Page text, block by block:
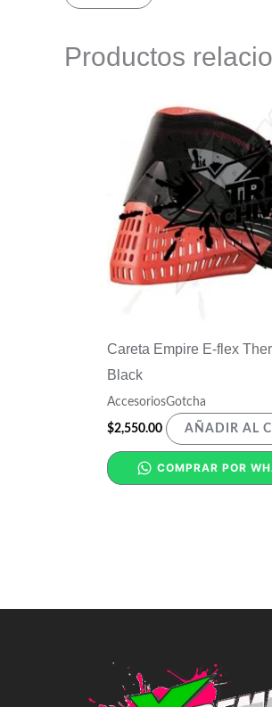
Productos
Careta Empire E-flex
Black
AccesoriosGotcha
$2,550.00 AÑADIR AL
COMPRAR POR